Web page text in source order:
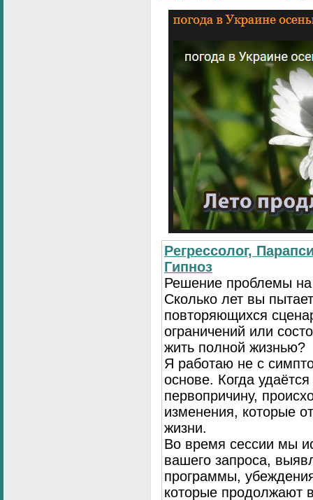
Регрессолог,
Гипноз
Решение проблемы на
Сколько лет вы
повторяющихся
ограничений или
жить полной жизнью?
Я работаю не с
основе. Когда
первопричину,
изменения, которые
жизни.
Во время сессии мы
вашего запроса,
программы,
которые продолжают